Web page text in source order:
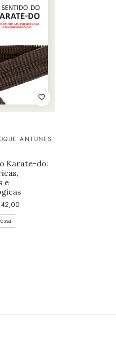
ANTUNES
Karate-do:
e
42,00